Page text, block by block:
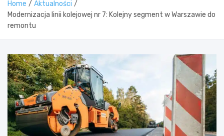
Home
Aktualności
Modernizacja linii kolejowej nr 7: Kolejny segment w Warszawie do
remontu